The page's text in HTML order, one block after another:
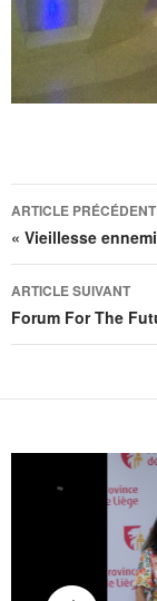
Navigation
des
articles
ARTICLE PRÉCÉDENT
« Vieillesse
ARTICLE SUIVANT
Forum For The